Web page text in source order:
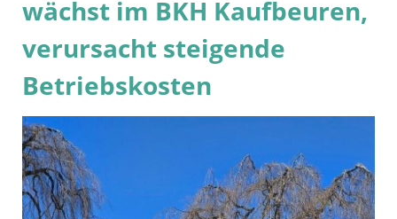
wächst im BKH Kaufbeuren,
verursacht steigende
Betriebskosten